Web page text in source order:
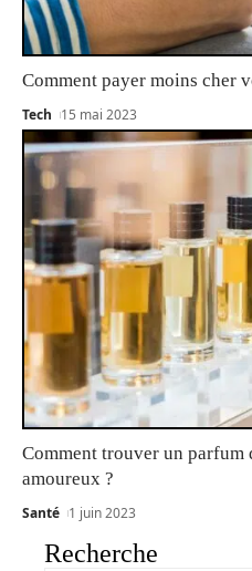
Comment payer moins cher
Tech 15 mai 2023
Comment trouver un parfum
amoureux ?
Santé 1 juin 2023
Recherche